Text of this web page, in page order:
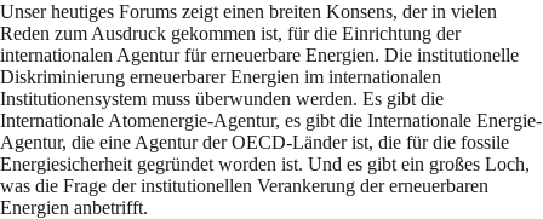
Unser heutiges Forums zeigt einen breiten Konsens, der in vielen
Reden zum Ausdruck gekommen ist, für die Einrichtung der
internationalen Agentur für erneuerbare Energien. Die institutionelle
Diskriminierung erneuerbarer Energien im internationalen
Institutionensystem muss überwunden werden. Es gibt die
Internationale Atomenergie-Agentur, es gibt die Internationale Energie-
Agentur, die eine Agentur der OECD-Länder ist, die für die fossile
Energiesicherheit gegründet worden ist. Und es gibt ein großes Loch,
was die Frage der institutionellen Verankerung der erneuerbaren
Energien anbetrifft.